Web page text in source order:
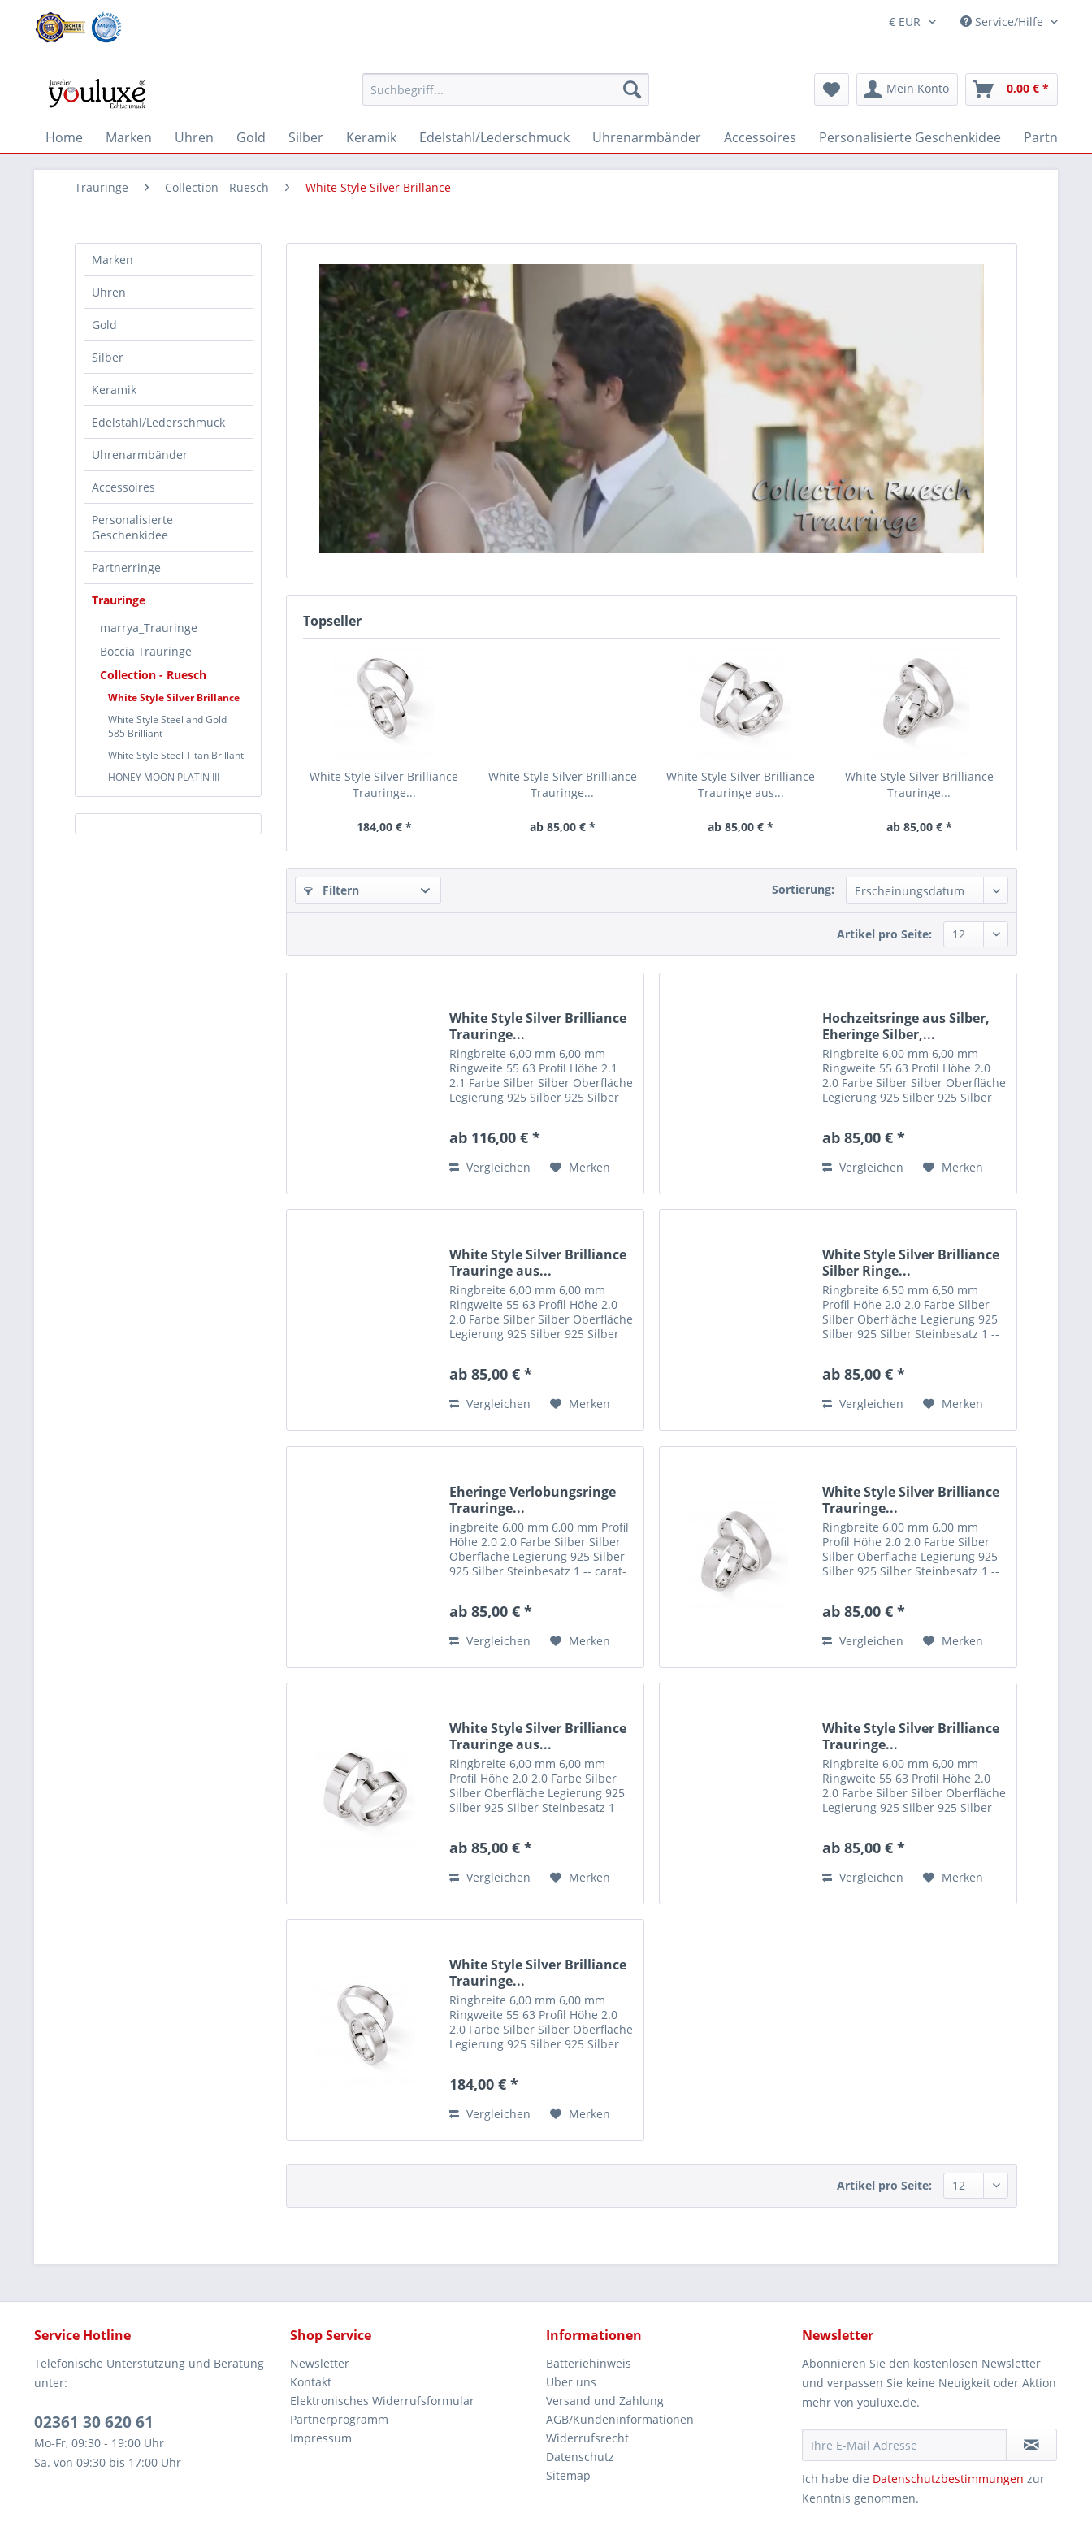
Service/Hilfe
Mein Konto 0,00 € *
Home Marken Uhren Gold Silber Keramik Edelstahl/Lederschmuck Uhrenarmbänder Accessoires Personalisierte Geschenkidee
Trauringe Collection - Ruesch White Style Silver Brillance
Marken
Uhren
Gold
Silber
Keramik
Edelstahl/Lederschmuck
Uhrenarmbänder
Accessoires
Personalisierte
Geschenkidee
Partnerringe
Trauringe
marrya_Trauringe
Boccia Trauringe
Collection - Ruesch
White Style Silver Brillance
White Style Steel and Gold
585 Brilliant
White Style Steel Titan Brillant
HONEY MOON PLATIN III
Topseller
White Style Silver Brilliance
Trauringe...
184,00 € *
White Style Silver Brilliance
Trauringe...
ab 85,00 € *
White Style Silver Brilliance
Trauringe aus...
ab 85,00 € *
White Style Silver Brilliance
Trauringe...
ab 85,00 € *
Filtern Sortierung:
Artikel pro Seite:
White Style Silver Brilliance
Trauringe...
Ringbreite 6,00 mm 6,00 mm
Ringweite 55 63 Profil Höhe 2.1
2.1 Farbe Silber Silber Oberfläche
Legierung 925 Silber 925 Silber
ab 116,00 € *
Vergleichen Merken
Hochzeitsringe aus Silber,
Eheringe Silber,...
Ringbreite 6,00 mm 6,00 mm
Ringweite 55 63 Profil Höhe 2.0
2.0 Farbe Silber Silber Oberfläche
Legierung 925 Silber 925 Silber
ab 85,00 € *
Vergleichen Merken
White Style Silver Brilliance
Trauringe aus...
Ringbreite 6,00 mm 6,00 mm
Ringweite 55 63 Profil Höhe 2.0
2.0 Farbe Silber Silber Oberfläche
Legierung 925 Silber 925 Silber
ab 85,00 € *
Vergleichen Merken
White Style Silver Brilliance
Silber Ringe...
Ringbreite 6,50 mm 6,50 mm
Profil Höhe 2.0 2.0 Farbe Silber
Silber Oberfläche Legierung 925
Silber 925 Silber Steinbesatz 1 --
ab 85,00 € *
Vergleichen Merken
Eheringe Verlobungsringe
Trauringe...
ingbreite 6,00 mm 6,00 mm Profil
Höhe 2.0 2.0 Farbe Silber Silber
Oberfläche Legierung 925 Silber
925 Silber Steinbesatz 1 -- carat-
ab 85,00 € *
Vergleichen Merken
White Style Silver Brilliance
Trauringe...
Ringbreite 6,00 mm 6,00 mm
Profil Höhe 2.0 2.0 Farbe Silber
Silber Oberfläche Legierung 925
Silber 925 Silber Steinbesatz 1 --
ab 85,00 € *
Vergleichen Merken
White Style Silver Brilliance
Trauringe aus...
Ringbreite 6,00 mm 6,00 mm
Profil Höhe 2.0 2.0 Farbe Silber
Silber Oberfläche Legierung 925
Silber 925 Silber Steinbesatz 1 --
ab 85,00 € *
Vergleichen Merken
White Style Silver Brilliance
Trauringe...
Ringbreite 6,00 mm 6,00 mm
Ringweite 55 63 Profil Höhe 2.0
2.0 Farbe Silber Silber Oberfläche
Legierung 925 Silber 925 Silber
ab 85,00 € *
Vergleichen Merken
White Style Silver Brilliance
Trauringe...
Ringbreite 6,00 mm 6,00 mm
Ringweite 55 63 Profil Höhe 2.0
2.0 Farbe Silber Silber Oberfläche
Legierung 925 Silber 925 Silber
184,00 € *
Vergleichen Merken
Artikel pro Seite:
Service Hotline
Telefonische Unterstützung und Beratung
unter:
02361 30 620 61
Mo-Fr, 09:30 - 19:00 Uhr
Sa. von 09:30 bis 17:00 Uhr
Shop Service
Newsletter
Kontakt
Elektronisches Widerrufsformular
Partnerprogramm
Impressum
Informationen
Batteriehinweis
Über uns
Versand und Zahlung
AGB/Kundeninformationen
Widerrufsrecht
Datenschutz
Sitemap
Newsletter
Abonnieren Sie den kostenlosen Newsletter
und verpassen Sie keine Neuigkeit oder Aktion
mehr von youluxe.de.
Ich habe die Datenschutzbestimmungen zur
Kenntnis genommen.